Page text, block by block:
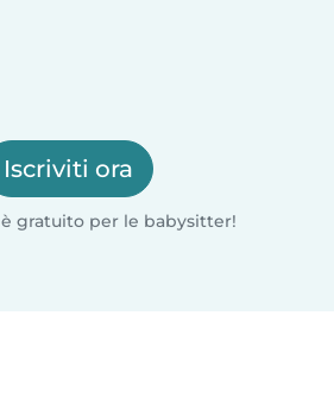
Iscriviti ora
gratuito per le babysitter!